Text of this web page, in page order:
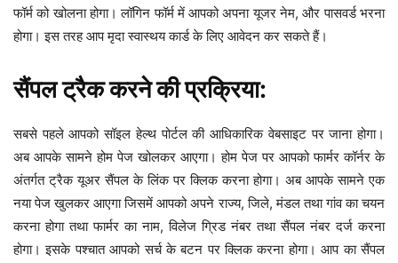
फॉर्म को खोलना होगा। लॉगिन फॉर्म में आपको अपना यूजर नेम, और पासवर्ड भरना
होगा। इस तरह आप मृदा स्वास्थय कार्ड के लिए आवेदन कर सकते हैं।
सैंपल ट्रैक करने की प्रक्रिया:
सबसे पहले आपको सॉइल हेल्थ पोर्टल की आधिकारिक वेबसाइट पर जाना होगा।
अब आपके सामने होम पेज खोलकर आएगा। होम पेज पर आपको फार्मर कॉर्नर के
अंतर्गत ट्रैक यूअर सैंपल के लिंक पर क्लिक करना होगा। अब आपके सामने एक
नया पेज खुलकर आएगा जिसमें आपको अपने राज्य, जिले, मंडल तथा गांव का चयन
करना होगा तथा फार्मर का नाम, विलेज ग्रिड नंबर तथा सैंपल नंबर दर्ज करना
होगा। इसके पश्चात आपको सर्च के बटन पर क्लिक करना होगा। आप का सैंपल